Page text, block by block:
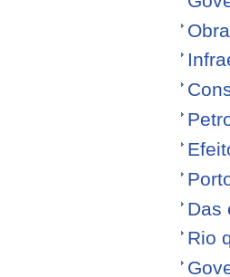
Das
Rio